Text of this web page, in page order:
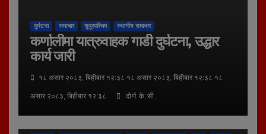
दुर्घटना समाचार सुदूरपश्चिम स्थानीय समाचार
कर्णालीमा यात्रुवाहक गाडी दुर्घटना, उद्धार
कार्य जारी
१८ असार २०८३, बिहीबार १२:३८ १८ असार २०८३, बिहीबार १२:३८ १८
असार २०८३, बिहीबार १२:३८ दोर्ण के.सी.